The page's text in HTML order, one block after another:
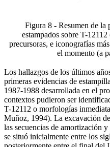
Figura 8 - Resumen de la
estampados sobre T-
precursoras, e iconografías
el momento (a
Los hallazgos de los últimos
primeras evidencias de
1987-1988 desarrollada en el
contextos pudieron ser
T-12112 o morfologías
Muñoz, 1994). La excavación
las secuencias de amortización
se situó inicialmente entre los